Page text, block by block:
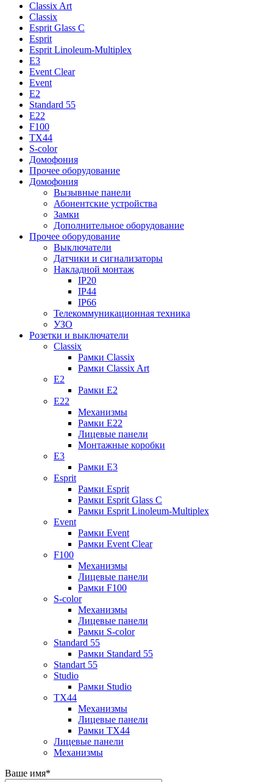
Classix Art
Classix
Esprit Glass C
Esprit
Esprit Linoleum-Multiplex
E3
Event Clear
Event
E2
Standard 55
E22
F100
TX44
S-color
Домофония
Прочее оборудование
Домофония
Вызывные панели
Абонентские устройства
Замки
Дополнительное оборудование
Прочее оборудование
Выключатели
Датчики и сигнализаторы
Накладной монтаж
IP20
IP44
IP66
Телекоммуникационная техника
УЗО
Розетки и выключатели
Classix
Рамки Classix
Рамки Classix Art
E2
Рамки E2
E22
Механизмы
Рамки E22
Лицевые панели
Монтажные коробки
E3
Рамки E3
Esprit
Рамки Esprit
Рамки Esprit Glass C
Рамки Esprit Linoleum-Multiplex
Event
Рамки Event
Рамки Event Clear
F100
Механизмы
Лицевые панели
Рамки F100
S-color
Механизмы
Лицевые панели
Рамки S-color
Standard 55
Рамки Standard 55
Standart 55
Studio
Рамки Studio
TX44
Механизмы
Лицевые панели
Рамки TX44
Лицевые панели
Механизмы
Ваше имя*